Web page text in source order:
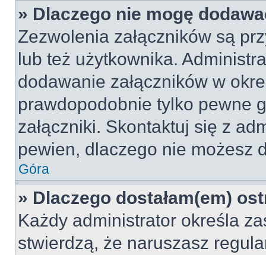
» Dlaczego nie mogę
Zezwolenia załączników są
lub też użytkownika.
dodawanie załączników w
prawdopodobnie tylko pewne
załączniki. Skontaktuj się z
pewien, dlaczego nie możesz
Góra
» Dlaczego dostałam(em)
Każdy administrator określa
stwierdzą, że naruszasz